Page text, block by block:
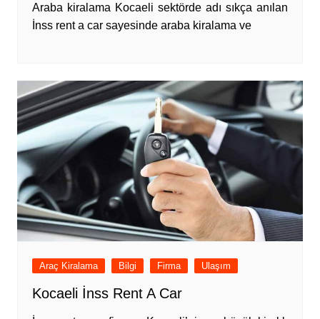
Araba kiralama Kocaeli sektörde adı sıkça anılan
İnss rent a car sayesinde araba kiralama ve
Araç Kiralama Bilgi Firma Ulaşım
Kocaeli İnss Rent A Car